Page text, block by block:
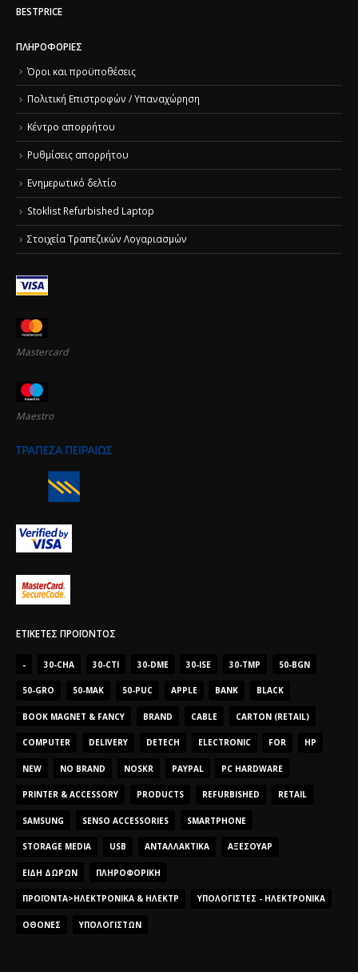
BESTPRICE
ΠΛΗΡΟΦΟΡΊΕΣ
Όροι και προϋποθέσεις
Πολιτική Επιστροφών / Υπαναχώρηση
Κέντρο απορρήτου
Ρυθμίσεις απορρήτου
Ενημερωτικό δελτίο
Stoklist Refurbished Laptop
Στοιχεία Τραπεζικών Λογαριασμών
Mastercard
Maestro
ΕΤΙΚΈΤΕΣ ΠΡΟΪΌΝΤΟΣ
- 30-CHA 30-CTI 30-DME 30-ISE 30-TMP 50-BGN
50-GRO 50-MAK 50-PUC APPLE BANK BLACK
BOOK MAGNET & FANCY BRAND CABLE CARTON (RETAIL)
COMPUTER DELIVERY DETECH ELECTRONIC FOR HP
NEW NO BRAND NOSKR PAYPAL PC HARDWARE
PRINTER & ACCESSORY PRODUCTS REFURBISHED RETAIL
SAMSUNG SENSO ACCESSORIES SMARTPHONE
STORAGE MEDIA USB ΑΝΤΑΛΛΑΚΤΙΚΆ ΑΞΕΣΟΥΆΡ
ΕΊΔΗ ΔΏΡΩΝ ΠΛΗΡΟΦΟΡΙΚΉ
ΠΡΟΪΌΝΤΑ>ΗΛΕΚΤΡΟΝΙΚΆ & ΗΛΕΚΤΡ ΥΠΟΛΟΓΙΣΤΈΣ - ΗΛΕΚΤΡΟΝΙΚΆ
ΟΘΌΝΕΣ ΥΠΟΛΟΓΙΣΤΏΝ